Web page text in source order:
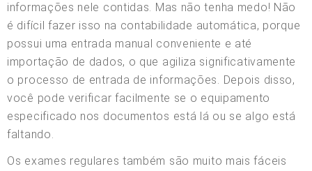
informações nele contidas. Mas não tenha medo! Não
é difícil fazer isso na contabilidade automática, porque
possui uma entrada manual conveniente e até
importação de dados, o que agiliza significativamente
o processo de entrada de informações. Depois disso,
você pode verificar facilmente se o equipamento
especificado nos documentos está lá ou se algo está
faltando.
Os exames regulares também são muito mais fáceis